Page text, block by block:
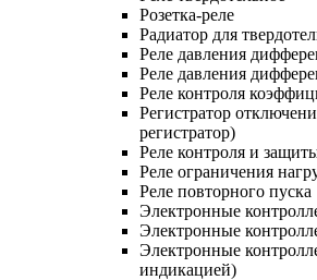
Розетка-реле
Радиатор для
Реле давления
Реле давления
Реле контроля
Регистратор
регистратор)
Реле контроля и
Реле ограничения
Реле повторного пуска
Электронные
Электронные
Электронные
индикацией)